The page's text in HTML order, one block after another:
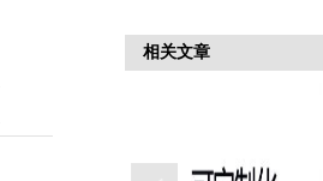
相关文章